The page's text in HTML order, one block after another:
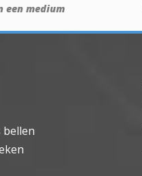
een medium
bellen